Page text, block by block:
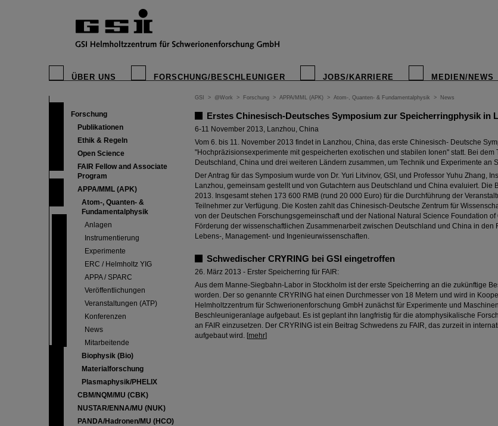
ÜBER UNS FORSCHUNG/BESCHLEUNIGER JOBS/KARRIERE MEDIEN/NEWS
Forschung
Publikationen
Ethik & Regeln
Open Science
FAIR Fellow and Associate
Program
APPA/MML (APK)
Atom-, Quanten- &
Fundamentalphysik
Anlagen
Instrumentierung
Experimente
ERC / Helmholtz YIG
APPA / SPARC
Veröffentlichungen
Veranstaltungen (ATP)
Konferenzen
News
Mitarbeitende
Biophysik (Bio)
Materialforschung
Plasmaphysik/PHELIX
CBM/NQM/MU (CBK)
NUSTAR/ENNA/MU (NUK)
PANDA/Hadronen/MU (HCO)
GSI > @Work > Forschung > APPA/MML (APK) > Atom-, Quanten- & Fundamentalphysik > News
Erstes Chinesisch-Deutsches Symposium zur Speicherringphysik in
6-11 November 2013, Lanzhou, China
Vom 6. bis 11. November 2013 findet in Lanzhou, China, das erste Chinesisch- Deutsche
"Hochpräzisionsexperimente mit gespeicherten exotischen und stabilen Ionen" statt. Bei dem
Deutschland, China und drei weiteren Ländern zusammen, um Technik und Experimente an
Der Antrag für das Symposium wurde von Dr. Yuri Litvinov, GSI, und Professor Yuhu Zhang,
Lanzhou, gemeinsam gestellt und von Gutachtern aus Deutschland und China evaluiert. Die
2013. Insgesamt stehen 173 600 RMB (rund 20 000 Euro) für die Durchführung der
Teilnehmer zur Verfügung. Die Kosten zahlt das Chinesisch-Deutsche Zentrum für
von der Deutschen Forschungsgemeinschaft und der National Natural Science Foundation
Förderung der wissenschaftlichen Zusammenarbeit zwischen Deutschland und China in den
Lebens-, Management- und Ingenieurwissenschaften.
Schwedischer CRYRING bei GSI eingetroffen
26. März 2013 - Erster Speicherring für FAIR:
Aus dem Manne-Siegbahn-Labor in Stockholm ist der erste Speicherring an die zukünftige
worden. Der so genannte CRYRING hat einen Durchmesser von 18 Metern und wird in
Helmholtzzentrum für Schwerionenforschung GmbH zunächst für Experimente und
Beschleunigeranlage aufgebaut. Es ist geplant ihn langfristig für die atomphysikalische
an FAIR einzusetzen. Der CRYRING ist ein Beitrag Schwedens zu FAIR, das zurzeit in
aufgebaut wird. [mehr]